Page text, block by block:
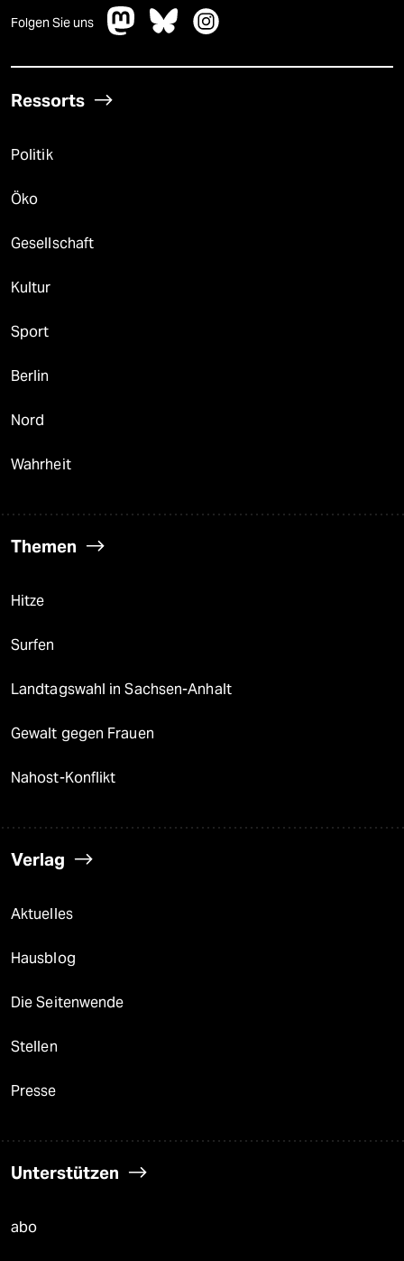
Folgen Sie uns
Ressorts
Politik
Öko
Gesellschaft
Kultur
Sport
Berlin
Nord
Wahrheit
Themen
Hitze
Surfen
Landtagswahl in Sachsen-Anhalt
Gewalt gegen Frauen
Nahost-Konflikt
Verlag
Aktuelles
Hausblog
Die Seitenwende
Stellen
Presse
Unterstützen
abo